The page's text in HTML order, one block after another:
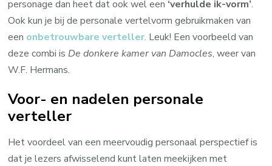
personage dan heet dat ook wel een ‘verhulde ik-vorm’.
Ook kun je bij de personale vertelvorm gebruikmaken van
een onbetrouwbare verteller. Leuk! Een voorbeeld van
deze combi is De donkere kamer van Damocles, weer van
W.F. Hermans.
Voor- en nadelen personale
verteller
Het voordeel van een meervoudig personaal perspectief is
dat je lezers afwisselend kunt laten meekijken met